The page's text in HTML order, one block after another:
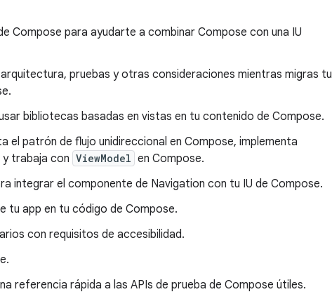
Compose para ayudarte a combinar Compose con una IU
arquitectura, pruebas y otras consideraciones mientras migras tu
bibliotecas basadas en vistas en tu contenido de Compose.
el patrón de flujo unidireccional en Compose, implementa
trabaja con ViewModel en Compose.
integrar el componente de Navigation con tu IU de Compose.
tu app en tu código de Compose.
con requisitos de accesibilidad.
referencia rápida a las APIs de prueba de Compose útiles.